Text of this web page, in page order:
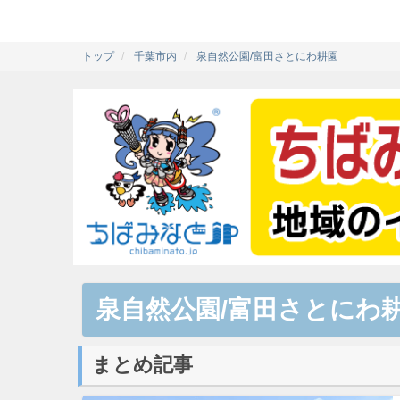
トップ 千葉市内 泉自然公園/富田さとにわ耕園
泉自然公園/富田さとにわ
まとめ記事